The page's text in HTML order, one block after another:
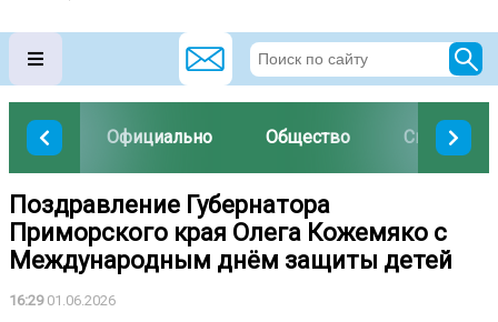
Официально Общество Спорт
Поздравление Губернатора
Приморского края Олега Кожемяко с
Международным днём защиты детей
16:2901.06.2026